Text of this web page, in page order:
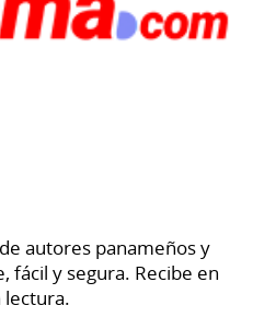
autores panameños y
fácil y segura. Recibe en
lectura.